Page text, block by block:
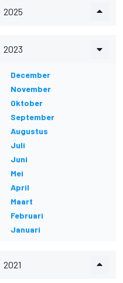
2025
2023
December
November
Oktober
September
Augustus
Juli
Juni
Mei
April
Maart
Februari
Januari
2021